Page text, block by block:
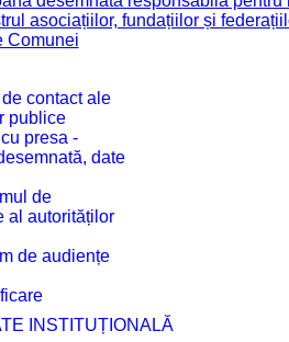
asociațiilor, fundațiilor și
Comunei
contact ale
publice
presa -
date
de
al autorităților
de audiențe
INSTITUȚIONALĂ